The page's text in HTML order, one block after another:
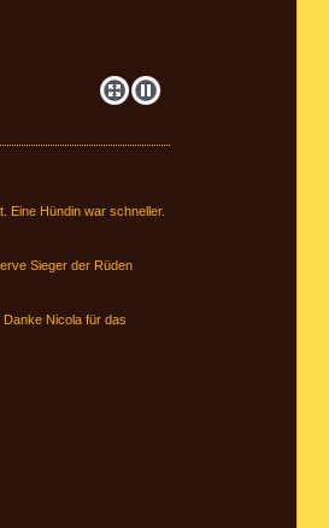
Eine Hündin war schneller.
Sieger der Rüden
Nicola für das